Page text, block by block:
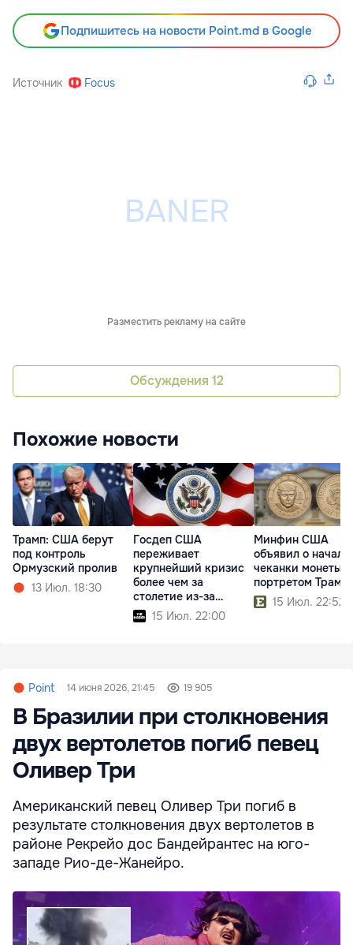
Подпишитесь на новости Point.md в Google
Источник Focus
Разместить рекламу на сайте
Обсуждения 12
Похожие новости
Трамп: США берут
под контроль
Ормузский пролив
13 Июл. 18:30
Госдеп США
переживает
крупнейший кризис
более чем за
столетие из-за
реформ Трампа
15 Июл. 22:00
Минфин США
объявил о начале
чеканки монеты с
портретом
15 Июл. 22:52
Point 14 июня 2026, 21:45 19 905
В Бразилии при столкновения
двух вертолетов погиб певец
Оливер Три
Американский певец Оливер Три погиб в
результате столкновения двух вертолетов в
районе Рекрейо дос Бандейрантес на юго-
западе Рио-де-Жанейро.